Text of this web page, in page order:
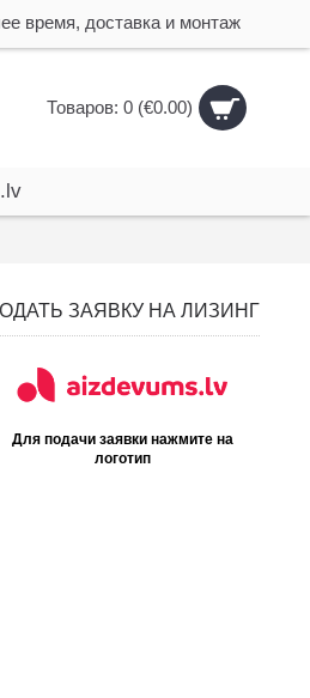
время, доставка и монтаж
Товаров: 0 (€0.00)
ЗАЯВКУ НА ЛИЗИНГ
Для подачи заявки нажмите на
логотип